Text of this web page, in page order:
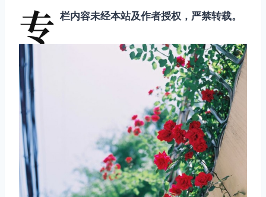
专 栏内容未经本站及作者授权，严禁转载。